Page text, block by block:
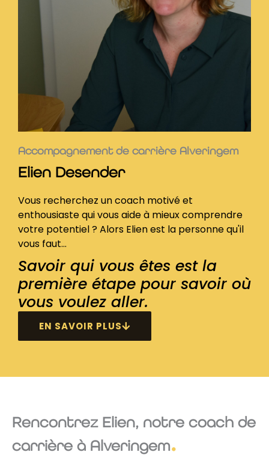
Accompagnement de carrière Alveringem
Elien Desender
Vous recherchez un coach motivé et
enthousiaste qui vous aide à mieux comprendre
votre potentiel ? Alors Elien est la personne qu'il
vous faut...
Savoir qui vous êtes est la
première étape pour savoir où
vous voulez aller.
EN SAVOIR PLUS
Rencontrez Elien, notre coach de
carrière à Alveringem